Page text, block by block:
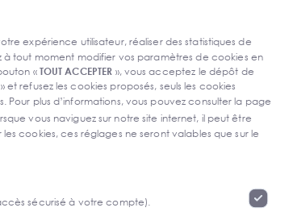
accessible aux commerces de toutes
expérience utilisateur, réaliser des statistiques de
tout moment modifier vos paramètres de cookies en
«TOUT ACCEPTER », vous acceptez le dépôt de
et refusez les cookies proposés, seuls les cookies
plus d’informations, vous pouvez consulter la page
vous naviguez sur notre site internet, il peut être
cookies, ces réglages ne seront valables que sur le
sécurisé à votre compte).